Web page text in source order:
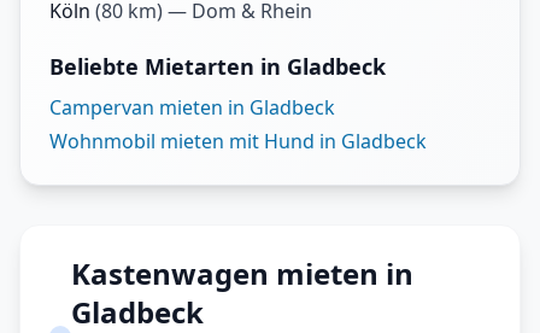
Köln (80 km) — Dom & Rhein
Beliebte Mietarten in Gladbeck
Campervan mieten in Gladbeck
Wohnmobil mieten mit Hund in Gladbeck
Kastenwagen mieten in
Gladbeck